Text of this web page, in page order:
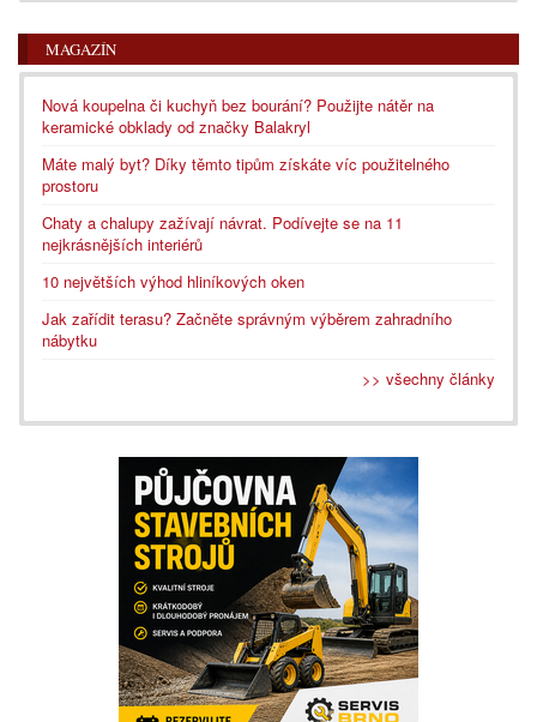
MAGAZÍN
Nová koupelna či kuchyň bez bourání? Použijte nátěr na
keramické obklady od značky Balakryl
Máte malý byt? Díky těmto tipům získáte víc použitelného
prostoru
Chaty a chalupy zažívají návrat. Podívejte se na 11
nejkrásnějších interiérů
10 největších výhod hliníkových oken
Jak zařídit terasu? Začněte správným výběrem zahradního
nábytku
>> všechny články